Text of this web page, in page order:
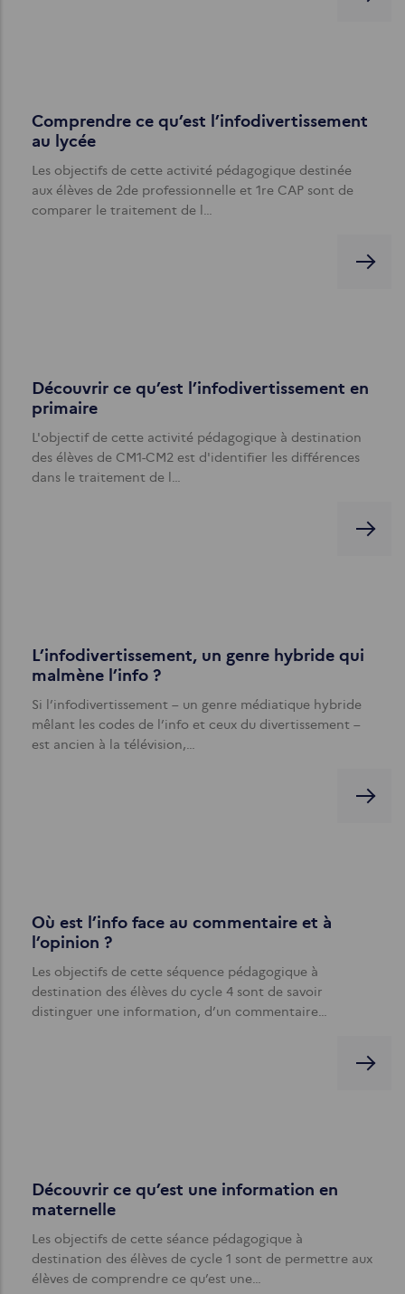
Comprendre ce qu’est l’infodivertissement
au lycée
Les objectifs de cette activité pédagogique destinée
aux élèves de 2de professionnelle et 1re CAP sont de
comparer le traitement de l…
Découvrir ce qu’est l’infodivertissement en
primaire
L'objectif de cette activité pédagogique à destination
des élèves de CM1-CM2 est d'identifier les différences
dans le traitement de l…
L’infodivertissement, un genre hybride qui
malmène l’info ?
Si l’infodivertissement – un genre médiatique hybride
mêlant les codes de l’info et ceux du divertissement –
est ancien à la télévision,…
Où est l’info face au commentaire et à
l’opinion ?
Les objectifs de cette séquence pédagogique à
destination des élèves du cycle 4 sont de savoir
distinguer une information, d’un commentaire…
Découvrir ce qu’est une information en
maternelle
Les objectifs de cette séance pédagogique à
destination des élèves de cycle 1 sont de permettre aux
élèves de comprendre ce qu’est une…